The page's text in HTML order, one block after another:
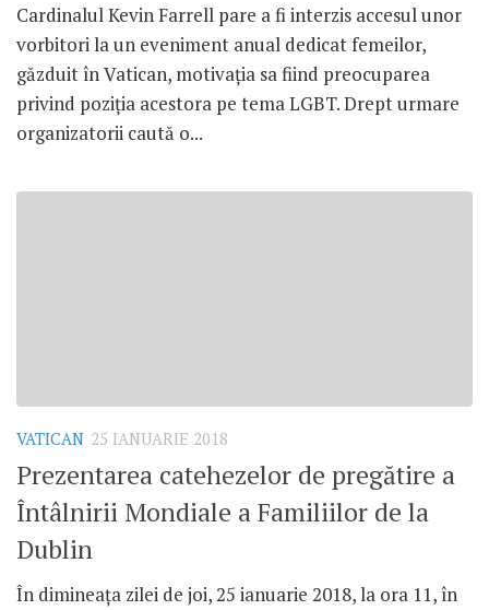
Cardinalul Kevin Farrell pare a fi interzis accesul unor
vorbitori la un eveniment anual dedicat femeilor,
găzduit în Vatican, motivația sa fiind preocuparea
privind poziția acestora pe tema LGBT. Drept urmare
organizatorii caută o...
VATICAN 25 IANUARIE 2018
Prezentarea catehezelor de pregătire a
Întâlnirii Mondiale a Familiilor de la
Dublin
În dimineața zilei de joi, 25 ianuarie 2018, la ora 11, în